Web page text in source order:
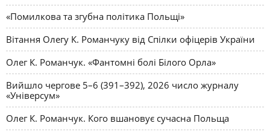
«Помилкова та згубна політика Польщі»
Вітання Олегу К. Романчуку від Спілки офіцерів України
Олег К. Романчук. «Фантомні болі Білого Орла»
Вийшло чергове 5–6 (391–392), 2026 число журналу
«Універсум»
Олег К. Романчук. Кого вшановує сучасна Польща